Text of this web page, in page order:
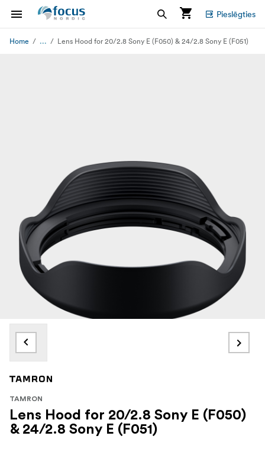
Pieslēgties
Home ... Lens Hood for 20/2.8 Sony E (F050) & 24/2.8 Sony E (F051)
TAMRON
Lens Hood for 20/2.8 Sony E (F050)
& 24/2.8 Sony E (F051)